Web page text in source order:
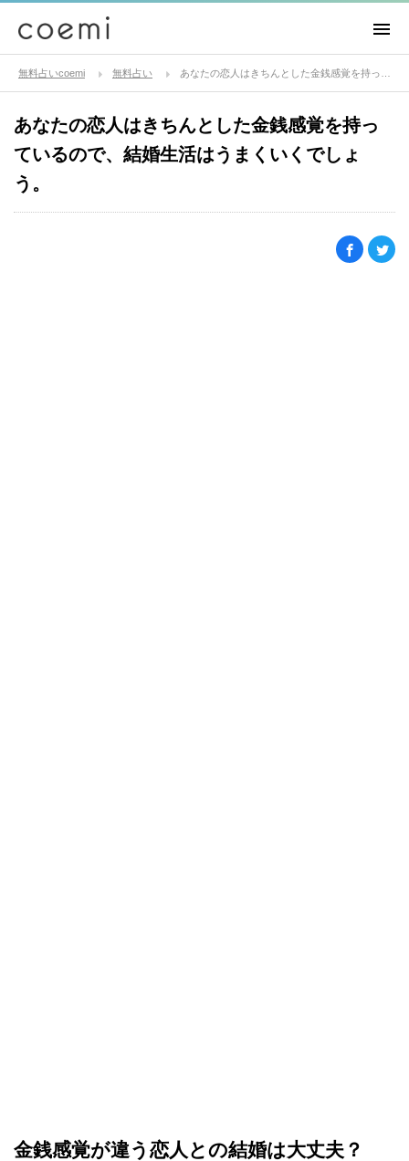
無料占いcoemi 無料占い
あなたの恋人はきちんとした金銭感覚を持っ
ているので、結婚生活はうまくいくでしょ
う。
金銭感覚が違う恋人との結婚は大丈夫？